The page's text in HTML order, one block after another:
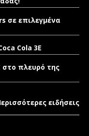
σε επιλεγμένα
Cola 3E
στο πλευρό της
ειδήσεις